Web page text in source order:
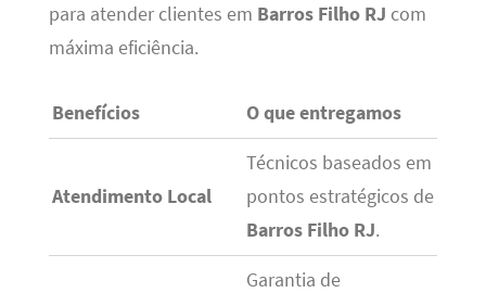
para atender clientes em Barros Filho RJ com
máxima eficiência.
Benefícios O que entregamos
Atendimento Local
Técnicos baseados em
pontos estratégicos de
Barros Filho RJ.
Garantia de